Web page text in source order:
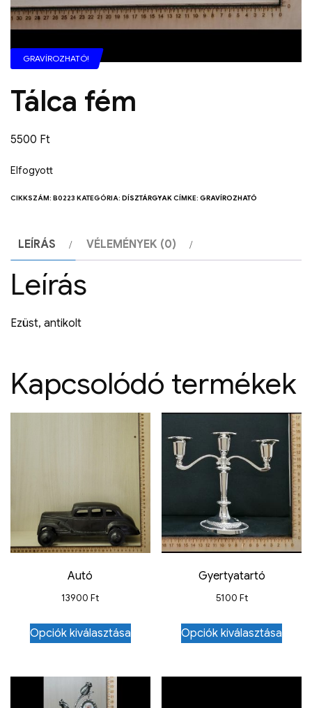
GRAVÍROZHATÓ!
Tálca fém
5500 Ft
Elfogyott
CIKKSZÁM: B0223 KATEGÓRIA: DÍSZTÁRGYAKCÍMKE: GRAVÍROZHATÓ
LEÍRÁS VÉLEMÉNYEK (0)
Leírás
Ezüst, antikolt
Kapcsolódó termékek
Autó
13900Ft
Opciók kiválasztása
Gyertyatartó
5100 Ft
Opciók kiválasztása